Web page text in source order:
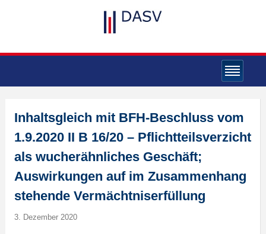
Inhaltsgleich mit BFH-Beschluss vom
1.9.2020 II B 16/20 – Pflichtteilsverzicht
als wucherähnliches Geschäft;
Auswirkungen auf im Zusammenhang
stehende Vermächtniserfüllung
3. Dezember 2020